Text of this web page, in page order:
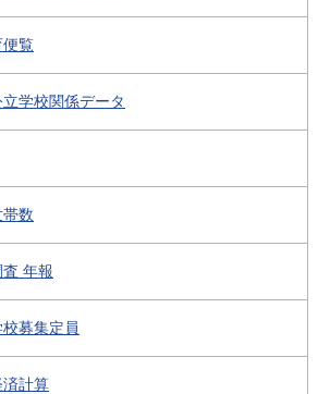
便覧
学校関係データ
数
年報
募集定員
計算